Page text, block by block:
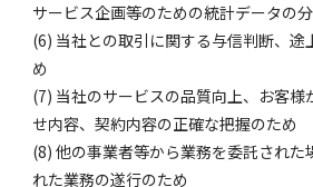
サービス企画等のための統計データの
(6) 当社との取引に関する与信判断、途
め
(7) 当社のサービスの品質向上、お客様
せ内容、契約内容の正確な把握のため
(8) 他の事業者等から業務を委託された
れた業務の遂行のため